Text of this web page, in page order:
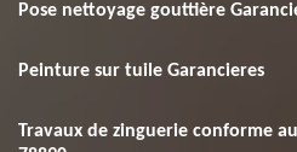
Pose nettoyage gouttière
Peinture sur tuile Garancieres
Travaux de zinguerie conforme